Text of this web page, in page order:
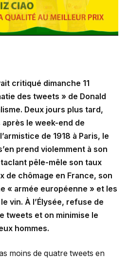
critiqué dimanche 11
des tweets » de Donald
Deux jours plus tard,
le week-end de
de 1918 à Paris, le
prend violemment à son
pêle-mêle son taux
de chômage en France, son
« armée européenne » et les
vin. À l’Élysée, refuse de
tweets et on minimise le
hommes.
moins de quatre tweets en